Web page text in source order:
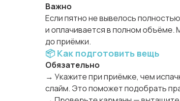
Важно
Если пятно не вывелось
и оплачивается в полном
до приёмки.
📦 Как подготовить вещь
Обязательно
→ Укажите при приёмке, чем
слайм. Это поможет подобрать